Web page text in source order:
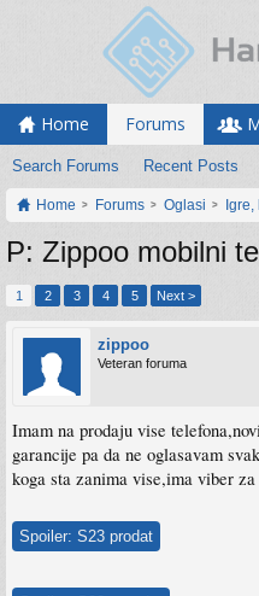
Home Forums
Search Forums Recent Posts
Home Forums Oglasi
P: Zippoo mobilni
1 2 3 4 5 Next >
zippoo
Veteran foruma
Imam na prodaju vise
garancije pa da ne oglasavam
koga sta zanima vise,ima viber
Spoiler: S23 prodat